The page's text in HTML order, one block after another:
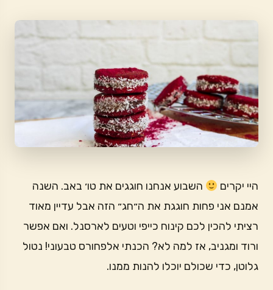
היי יקרים
השבוע אנחנו חוגגים את טו׳ באב. השנה
אמנם אני פחות חוגגת את ה״חג״ הזה אבל עדיין מאוד
רציתי להכין לכם קינוח כייפי וטעים לארסנל. ואם אפשר
ורוד ומגניב, אז למה לא? הכנתי אלפחורס טבעוני! נטול
גלוטן, כדי שכולם יוכלו להנות ממנו.